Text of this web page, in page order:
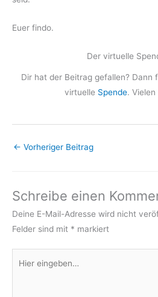
Euer findo.
Der virtuelle
Dir hat der Beitrag gefallen? Dann
virtuelle Spende. Vielen
← Vorheriger Beitrag
Schreibe einen
Deine E-Mail-Adresse wird nicht
Felder sind mit * markiert
eingeben…